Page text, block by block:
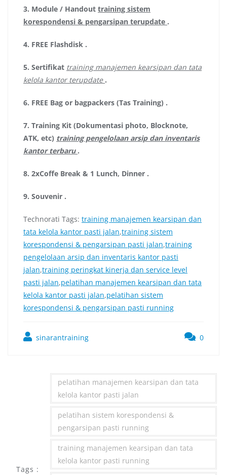
3. Module / Handout training sistem
korespondensi & pengarsipan terupdate .
4. FREE Flashdisk .
5. Sertifikat training manajemen kearsipan dan tata
kelola kantor terupdate .
6. FREE Bag or bagpackers (Tas Training) .
7. Training Kit (Dokumentasi photo, Blocknote,
ATK, etc) training pengelolaan arsip dan inventaris
kantor terbaru .
8. 2xCoffe Break & 1 Lunch, Dinner .
9. Souvenir .
Technorati Tags: training manajemen kearsipan dan
tata kelola kantor pasti jalan,training sistem
korespondensi & pengarsipan pasti jalan,training
pengelolaan arsip dan inventaris kantor pasti
jalan,training peringkat kinerja dan service level
pasti jalan,pelatihan manajemen kearsipan dan tata
kelola kantor pasti jalan,pelatihan sistem
korespondensi & pengarsipan pasti running
sinarantraining 0
Tags :
pelatihan manajemen kearsipan dan tata
kelola kantor pasti jalan
pelatihan sistem korespondensi &
pengarsipan pasti running
training manajemen kearsipan dan tata
kelola kantor pasti running